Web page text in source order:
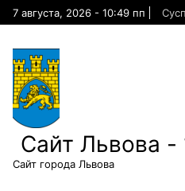
7 августа, 2026 - 10:49 пп
Сайт Львова -
Сайт города Львова